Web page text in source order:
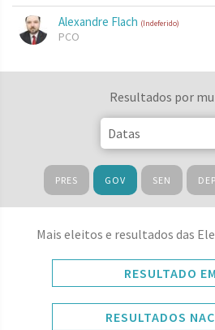
Alexandre Flach (Indeferido)
PCO
Resultados por
PRES GOV SEN
Mais eleitos e resultados das
RESULTADO
RESULTADOS